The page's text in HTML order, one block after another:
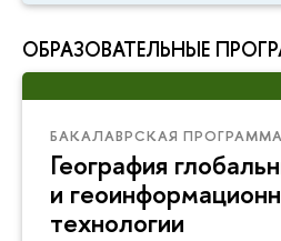
ОБРАЗОВАТЕЛЬНЫЕ
БАКАЛАВРСКАЯ ПРОГРАММА
География
и
технологии